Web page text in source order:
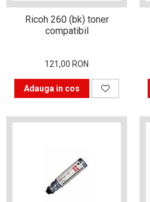
Alegerea corectă a
cartușului pentru
imprimantă
compatibile?
pentru clasicul album foto?
imprimantele 3d
Trucuri pentru a obține
fotografii de familie reușite
Ricoh 260 (bk) toner
compatibil
121,00 RON
Adauga in cos